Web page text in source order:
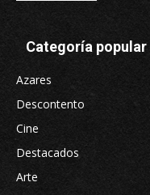
Categoría popular
Azares
Descontento
Cine
Destacados
Arte